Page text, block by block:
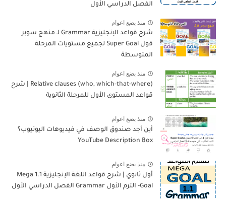
الفصل الدراسي الأول
منذ بضع اعوام
شرح قواعد الإنجليزية Grammar لـ منهج سوبر
قول Super Goal لجميع مستويات المرحلة
المتوسطة
منذ بضع اعوام
Relative clauses (who, which-that-where) | شرح
قواعد المستوى الأول للمرحلة الثانوية
منذ بضع اعوام
أين أجد صندوق الوصف في فيديوهات اليوتيوب؟
YouTube Description Box
منذ بضع اعوام
أول ثانوي | شرح قواعد اللغة الإنجليزية 1.1 Mega
Goal- الترم الأول Grammar الفصل الدراسي الأول